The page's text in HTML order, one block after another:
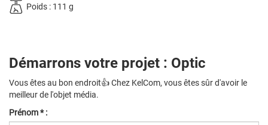
Poids : 111 g
Démarrons votre projet : Optic
Vous êtes au bon endroit👍 Chez KelCom, vous êtes sûr d'avoir le
meilleur de l'objet média.
Prénom * :